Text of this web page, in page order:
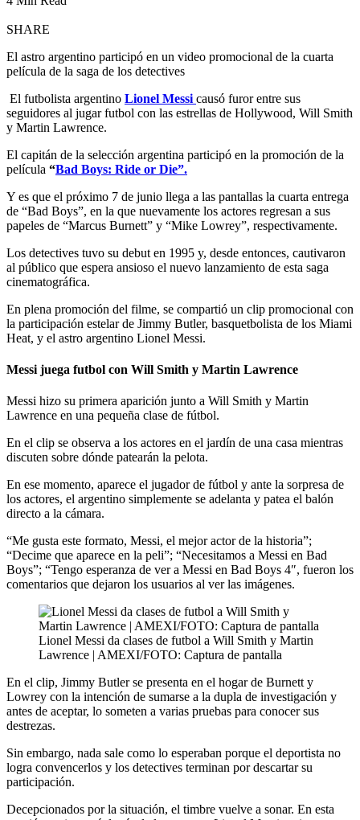
SHARE
El astro argentino participó en un video promocional de la cuarta
película de la saga de los detectives
El futbolista argentino Lionel Messi causó furor entre sus
seguidores al jugar futbol con las estrellas de Hollywood, Will Smith
y Martin Lawrence.
El capitán de la selección argentina participó en la promoción de la
película “Bad Boys: Ride or Die”.
Y es que el próximo 7 de junio llega a las pantallas la cuarta entrega
de “Bad Boys”, en la que nuevamente los actores regresan a sus
papeles de “Marcus Burnett” y “Mike Lowrey”, respectivamente.
Los detectives tuvo su debut en 1995 y, desde entonces, cautivaron
al público que espera ansioso el nuevo lanzamiento de esta saga
cinematográfica.
En plena promoción del filme, se compartió un clip promocional con
la participación estelar de Jimmy Butler, basquetbolista de los Miami
Heat, y el astro argentino Lionel Messi.
Messi juega futbol con Will Smith y Martin Lawrence
Messi hizo su primera aparición junto a Will Smith y Martin
Lawrence en una pequeña clase de fútbol.
En el clip se observa a los actores en el jardín de una casa mientras
discuten sobre dónde patearán la pelota.
En ese momento, aparece el jugador de fútbol y ante la sorpresa de
los actores, el argentino simplemente se adelanta y patea el balón
directo a la cámara.
“Me gusta este formato, Messi, el mejor actor de la historia”;
“Decime que aparece en la peli”; “Necesitamos a Messi en Bad
Boys”; “Tengo esperanza de ver a Messi en Bad Boys 4″, fueron los
comentarios que dejaron los usuarios al ver las imágenes.
Lionel Messi da clases de futbol a Will Smith y Martin
Lawrence | AMEXI/FOTO: Captura de pantalla
En el clip, Jimmy Butler se presenta en el hogar de Burnett y
Lowrey con la intención de sumarse a la dupla de investigación y
antes de aceptar, lo someten a varias pruebas para conocer sus
destrezas.
Sin embargo, nada sale como lo esperaban porque el deportista no
logra convencerlos y los detectives terminan por descartar su
participación.
Decepcionados por la situación, el timbre vuelve a sonar. En esta